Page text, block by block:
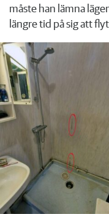
måste han lämna
längre tid på sig att